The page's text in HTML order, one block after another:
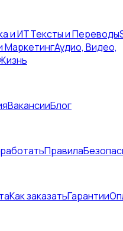
и ИТТексты и Переводы
МаркетингАудио, Видео,
ВакансииБлог
Правила
Как заказатьГарантии